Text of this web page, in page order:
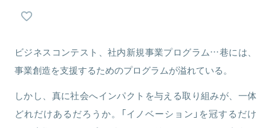
U-PRODUCE発の新規事業「FLAPJACK」のプロダクトマネージャー
を担当。
関連情報をみる
ビジネスコンテスト、社内新規事業プログラム…巷には、
事業創造を支援するためのプログラムが溢れている。
しかし、真に社会へインパクトを与える取り組みが、一体
どれだけあるだろうか。「イノベーション」を冠するだけ